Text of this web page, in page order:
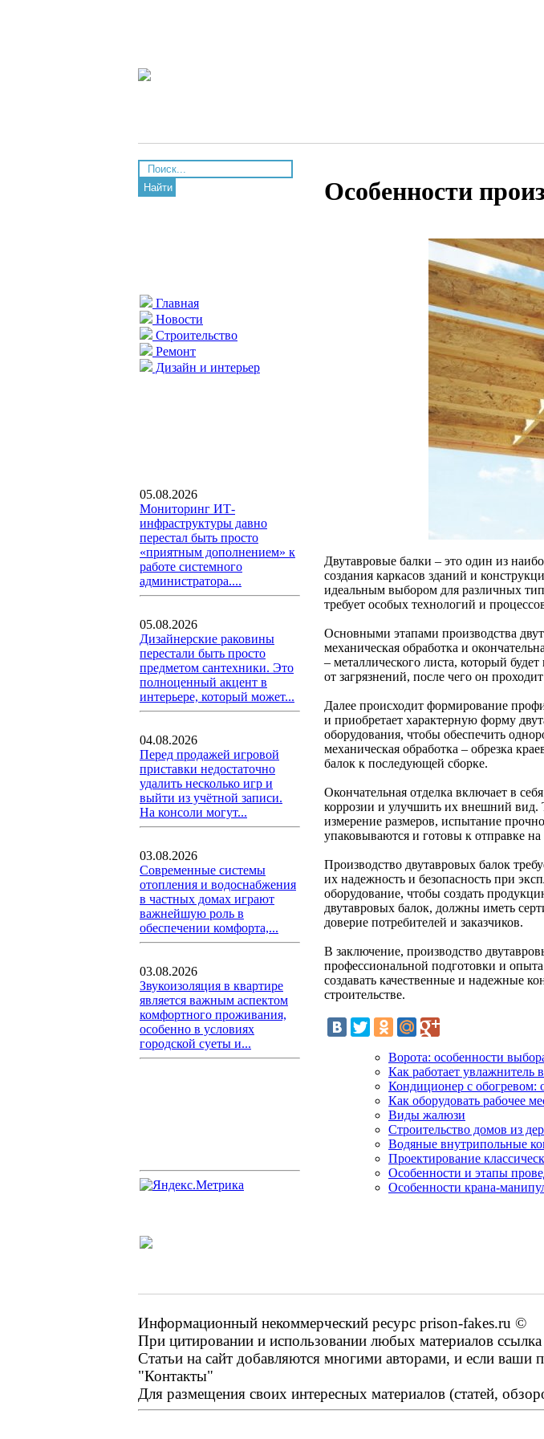
Найти
Главная
Новости
Строительство
Ремонт
Дизайн и интерьер
05.08.2026
Мониторинг ИТ-
инфраструктуры давно
перестал быть просто
«приятным дополнением» к
работе системного
администратора....
05.08.2026
Дизайнерские раковины
перестали быть просто
предметом сантехники. Это
полноценный акцент в
интерьере, который может...
04.08.2026
Перед продажей игровой
приставки недостаточно
удалить несколько игр и
выйти из учётной записи.
На консоли могут...
03.08.2026
Современные системы
отопления и водоснабжения
в частных домах играют
важнейшую роль в
обеспечении комфорта,...
03.08.2026
Звукоизоляция в квартире
является важным аспектом
комфортного проживания,
особенно в условиях
городской суеты и...
Особенности
Двутавровые балки – это один из
создания каркасов зданий и
идеальным выбором для различных
требует особых технологий и
Основными этапами производства
механическая обработка и
– металлического листа, который
от загрязнений, после чего он
Далее происходит формирование
и приобретает характерную форму
оборудования, чтобы обеспечить
механическая обработка – обрезка
балок к последующей сборке.
Окончательная отделка включает в
коррозии и улучшить их внешний вид.
измерение размеров, испытание
упаковываются и готовы к отправке на
Производство двутавровых балок
их надежность и безопасность при
оборудование, чтобы создать
двутавровых балок, должны иметь
доверие потребителей и заказчиков.
В заключение, производство
профессиональной подготовки и
создавать качественные и надежные
строительстве.
Ворота: особенности
Как работает увлажнитель
Кондиционер с обогревом:
Как оборудовать рабочее
Виды жалюзи
Строительство домов из
Водяные внутрипольные
Проектирование
Особенности и этапы
Особенности крана-
Информационный некоммерческий ресурс prison-fakes.ru ©
При цитировании и использовании любых материалов ссылка
Статьи на сайт добавляются многими авторами, и если
"Контакты"
Для размещения своих интересных материалов (статей,